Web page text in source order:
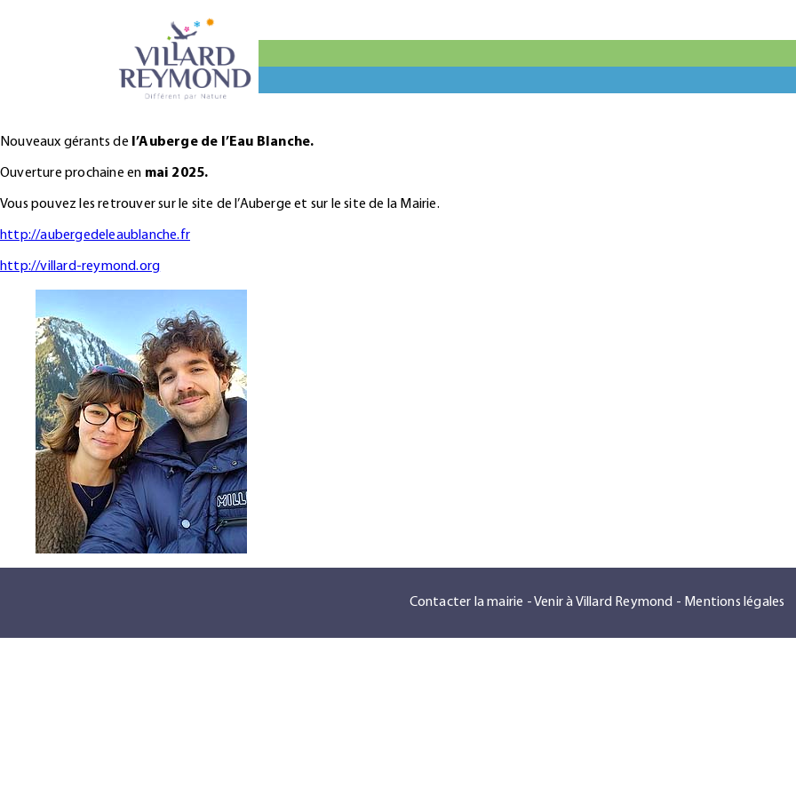
Nouveaux gérants de l’Auberge de l’Eau Blanche.
Ouverture prochaine en mai 2025.
Vous pouvez les retrouver sur le site de l’Auberge et sur le site de la Mairie.
http://aubergedeleaublanche.fr
http://villard-reymond.org
Contacter la mairie -Venir à Villard Reymond - Mentions légales